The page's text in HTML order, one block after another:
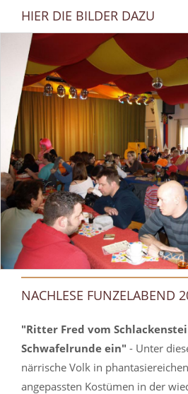
HIER DIE BILDER DAZU
NACHLESE FUNZELABEND
"Ritter Fred vom
Schwafelrunde ein" - Unter
närrische Volk in
angepassten Kostümen in der